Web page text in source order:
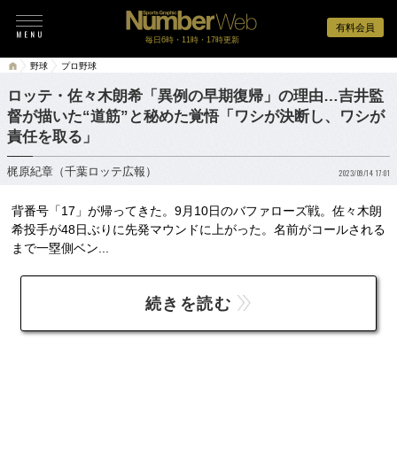
有料会員
毎日6時・11時・17時更新
野球 プロ野球
ロッテ・佐々木朗希「異例の早期復帰」の理由…吉井監
督が描いた“道筋”と秘めた覚悟「ワシが決断し、ワシが
責任を取る」
梶原紀章（千葉ロッテ広報） 2023/09/14 17:01
背番号「17」が帰ってきた。9月10日のバファローズ戦。佐々木朗
希投手が48日ぶりに先発マウンドに上がった。名前がコールされる
まで一塁側ベン...
続きを読む